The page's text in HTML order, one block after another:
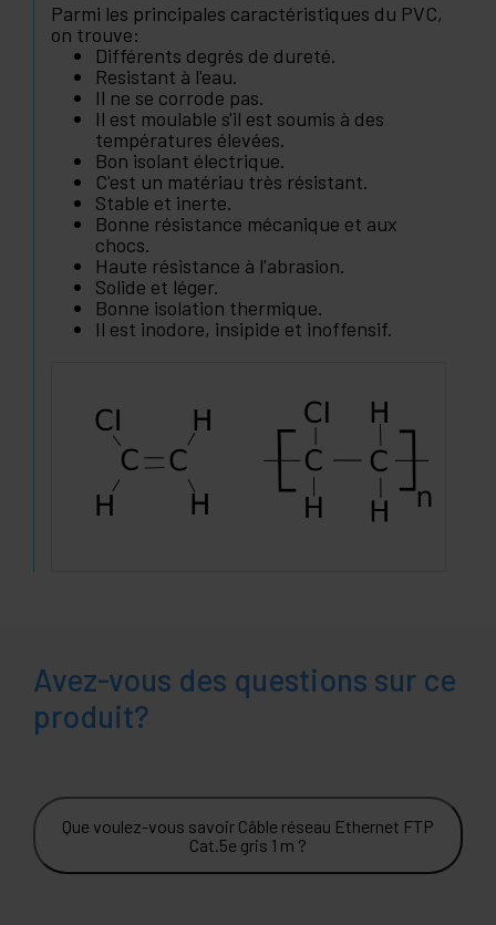
Parmi les principales caractéristiques du PVC,
on trouve:
Différents degrés de dureté.
Resistant à l'eau.
Il ne se corrode pas.
Il est moulable s'il est soumis à des
températures élevées.
Bon isolant électrique.
C'est un matériau très résistant.
Stable et inerte.
Bonne résistance mécanique et aux
chocs.
Haute résistance à l'abrasion.
Solide et léger.
Bonne isolation thermique.
Il est inodore, insipide et inoffensif.
Avez-vous des questions sur ce
produit?
Que voulez-vous savoir Câble réseau Ethernet FTP
Cat.5e gris 1 m ?